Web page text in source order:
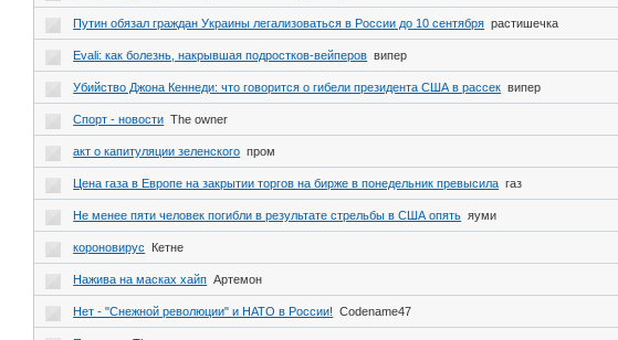
Путин обязал граждан Украины легализоваться в России до 10 сентября растишечка
Evali: как болезнь, накрывшая подростков-вейперов випер
Убийство Джона Кеннеди: что говорится о гибели президента США в рассек випер
Спорт - новости The owner
акт о капитуляции зеленского пром
Цена газа в Европе на закрытии торгов на бирже в понедельник превысила газ
Не менее пяти человек погибли в результате стрельбы в США опять яуми
короновирус Кетне
Нажива на масках хайп Артемон
Нет - "Снежной революции" и НАТО в России! Codename47